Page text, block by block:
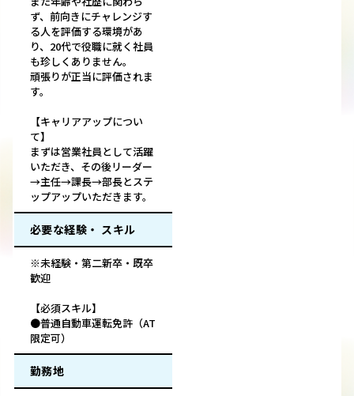
ず、前向きにチャレンジす
る人を評価する環境があ
り、20代で役職に就く社員
も珍しくありません。
頑張りが正当に評価されま
す。
【キャリアアップについ
て】
まずは営業社員として活躍
いただき、その後リーダー
→主任→課長→部長とステ
ップアップいただきます。
必要な経験・ スキル
※未経験・第二新卒・既卒
歓迎
【必須スキル】
●普通自動車運転免許（AT
限定可）
勤務地